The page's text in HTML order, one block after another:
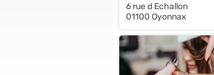
6 rue d Echallon
01100 Oyonnax